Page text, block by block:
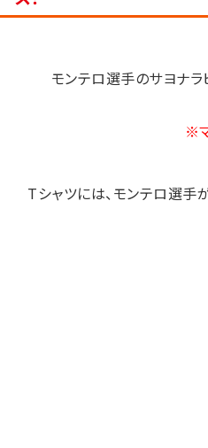
モンテロ選手のサヨナラ
※
Tシャツには、モンテロ選手